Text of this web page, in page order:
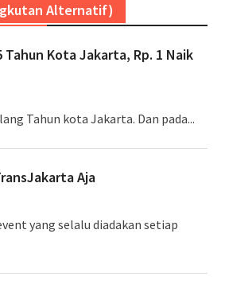
Alternatif)
Tahun Kota Jakarta, Rp. 1 Naik
Tahun kota Jakarta. Dan pada...
Aja
yang selalu diadakan setiap